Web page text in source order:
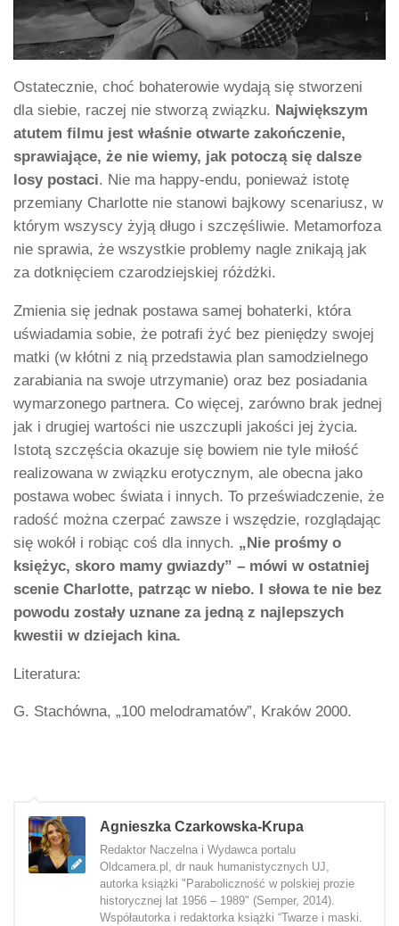
Ostatecznie, choć bohaterowie wydają się stworzeni
dla siebie, raczej nie stworzą związku. Największym
atutem filmu jest właśnie otwarte zakończenie,
sprawiające, że nie wiemy, jak potoczą się dalsze
losy postaci. Nie ma happy-endu, ponieważ istotę
przemiany Charlotte nie stanowi bajkowy scenariusz, w
którym wszyscy żyją długo i szczęśliwie. Metamorfoza
nie sprawia, że wszystkie problemy nagle znikają jak
za dotknięciem czarodziejskiej różdżki.
Zmienia się jednak postawa samej bohaterki, która
uświadamia sobie, że potrafi żyć bez pieniędzy swojej
matki (w kłótni z nią przedstawia plan samodzielnego
zarabiania na swoje utrzymanie) oraz bez posiadania
wymarzonego partnera. Co więcej, zarówno brak jednej
jak i drugiej wartości nie uszczupli jakości jej życia.
Istotą szczęścia okazuje się bowiem nie tyle miłość
realizowana w związku erotycznym, ale obecna jako
postawa wobec świata i innych. To przeświadczenie, że
radość można czerpać zawsze i wszędzie, rozglądając
się wokół i robiąc coś dla innych. „Nie prośmy o
księżyc, skoro mamy gwiazdy” – mówi w ostatniej
scenie Charlotte, patrząc w niebo. I słowa te nie bez
powodu zostały uznane za jedną z najlepszych
kwestii w dziejach kina.
Literatura:
G. Stachówna, „100 melodramatów”, Kraków 2000.
Agnieszka Czarkowska-Krupa
Redaktor Naczelna i Wydawca portalu
Oldcamera.pl, dr nauk humanistycznych UJ,
autorka książki "Paraboliczność w polskiej prozie
historycznej lat 1956 – 1989" (Semper, 2014).
Współautorka i redaktorka książki “Twarze i maski.